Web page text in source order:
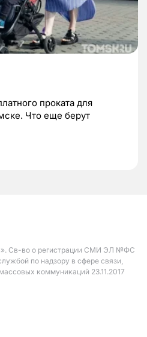
проката для
Что еще берут
Св-во о регистрации СМИ ЭЛ №ФС
по надзору в сфере связи,
коммуникаций 23.11.2017